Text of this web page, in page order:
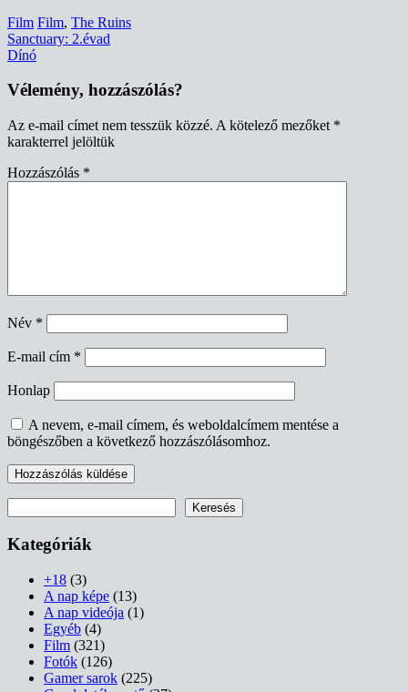
Film Film, The Ruins
Bejegyzés
navigáció
Sanctuary: 2.évad
Dínó
Vélemény, hozzászólás?
Az e-mail címet nem tesszük közzé. A kötelező mezőket *
karakterrel jelöltük
Hozzászólás *
Név *
E-mail cím *
Honlap
A nevem, e-mail címem, és weboldalcímem mentése a
böngészőben a következő hozzászólásomhoz.
Keresés
Kategóriák
+18 (3)
A nap képe (13)
A nap videója (1)
Egyéb (4)
Film (321)
Fotók (126)
Gamer sarok (225)